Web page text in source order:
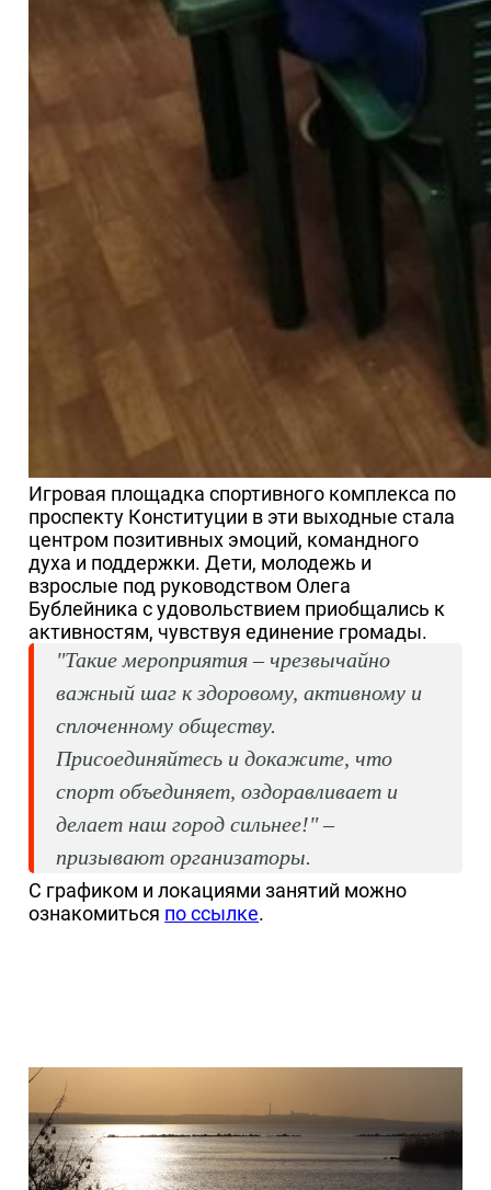
Игровая площадка спортивного комплекса по
проспекту Конституции в эти выходные стала
центром позитивных эмоций, командного
духа и поддержки. Дети, молодежь и
взрослые под руководством Олега
Бублейника с удовольствием приобщались к
активностям, чувствуя единение громады.
"Такие мероприятия – чрезвычайно
важный шаг к здоровому, активному и
сплоченному обществу.
Присоединяйтесь и докажите, что
спорт объединяет, оздоравливает и
делает наш город сильнее!" –
призывают организаторы.
С графиком и локациями занятий можно
ознакомиться по ссылке.